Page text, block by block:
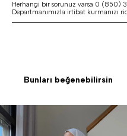
Herhangi bir sorunuz varsa 0 (850)
Departmanımızla irtibat kurmanızı
Bunları beğenebilirsin